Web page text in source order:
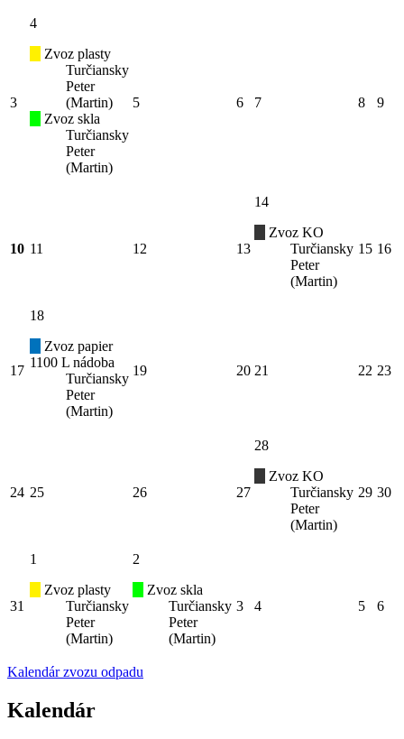
3
4
Zvoz plasty
Turčiansky
Peter
(Martin)
Zvoz skla
Turčiansky
Peter
(Martin)
5 6 7 8 9
10 11 12 13
14
Zvoz KO
Turčiansky
Peter
(Martin)
15 16
17
18
Zvoz papier
1100 L nádoba
Turčiansky
Peter
(Martin)
19 20 21 22 23
24 25 26 27
28
Zvoz KO
Turčiansky
Peter
(Martin)
29 30
31
1
Zvoz plasty
Turčiansky
Peter
(Martin)
2
Zvoz skla
Turčiansky
Peter
(Martin)
3 4 5 6
Kalendár zvozu odpadu
Kalendár